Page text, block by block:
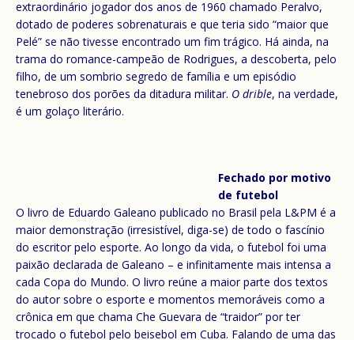
extraordinário jogador dos anos de 1960 chamado Peralvo,
dotado de poderes sobrenaturais e que teria sido “maior que
Pelé” se não tivesse encontrado um fim trágico. Há ainda, na
trama do romance-campeão de Rodrigues, a descoberta, pelo
filho, de um sombrio segredo de família e um episódio
tenebroso dos porões da ditadura militar. O drible, na verdade,
é um golaço literário.
Fechado por motivo
de futebol
O livro de Eduardo Galeano publicado no Brasil pela L&PM é a
maior demonstração (irresistível, diga-se) de todo o fascínio
do escritor pelo esporte. Ao longo da vida, o futebol foi uma
paixão declarada de Galeano – e infinitamente mais intensa a
cada Copa do Mundo. O livro reúne a maior parte dos textos
do autor sobre o esporte e momentos memoráveis como a
crônica em que chama Che Guevara de “traidor” por ter
trocado o futebol pelo beisebol em Cuba. Falando de uma das